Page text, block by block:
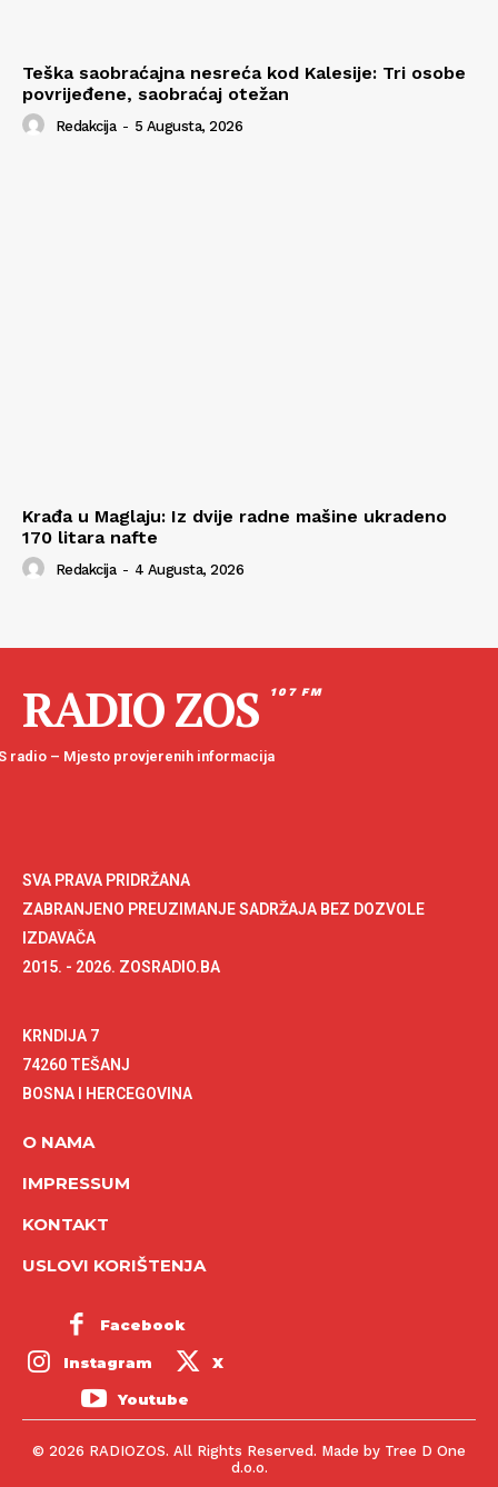
Teška saobraćajna nesreća kod Kalesije: Tri osobe
povrijeđene, saobraćaj otežan
Redakcija - 5 Augusta, 2026
Krađa u Maglaju: Iz dvije radne mašine ukradeno
170 litara nafte
Redakcija - 4 Augusta, 2026
RADIO ZOS 107 FM
radio – Mjesto provjerenih informacija
SVA PRAVA PRIDRŽANA
ZABRANJENO PREUZIMANJE SADRŽAJA BEZ DOZVOLE
IZDAVAČA
2015. - 2026. ZOSRADIO.BA
KRNDIJA 7
74260 TEŠANJ
BOSNA I HERCEGOVINA
O NAMA
IMPRESSUM
KONTAKT
USLOVI KORIŠTENJA
Facebook
Instagram X
Youtube
© 2026 RADIOZOS. All Rights Reserved. Made by Tree D One
d.o.o.